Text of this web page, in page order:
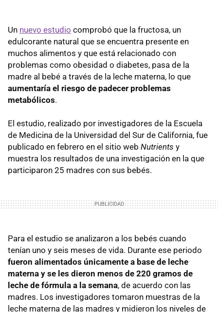
Un nuevo estudio comprobó que la fructosa, un
edulcorante natural que se encuentra presente en
muchos alimentos y que está relacionado con
problemas como obesidad o diabetes, pasa de la
madre al bebé a través de la leche materna, lo que
aumentaría el riesgo de padecer problemas
metabólicos.
El estudio, realizado por investigadores de la Escuela
de Medicina de la Universidad del Sur de California, fue
publicado en febrero en el sitio web Nutrients y
muestra los resultados de una investigación en la que
participaron 25 madres con sus bebés.
Para el estudio se analizaron a los bebés cuando
tenían uno y seis meses de vida. Durante ese periodo
fueron alimentados únicamente a base de leche
materna y se les dieron menos de 220 gramos de
leche de fórmula a la semana, de acuerdo con las
madres. Los investigadores tomaron muestras de la
leche materna de las madres y midieron los niveles de